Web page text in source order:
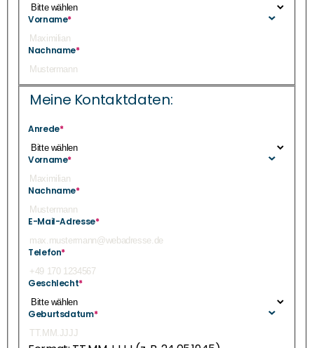
Vorname*
Nachname*
Meine Kontaktdaten:
Anrede*
Vorname*
Nachname*
E-Mail-Adresse*
Telefon*
Geschlecht*
Geburtsdatum*